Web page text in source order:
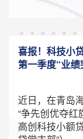
喜报！科技小
第一季度“业
近日，在青岛
“争先创优夺红
高创科技小额